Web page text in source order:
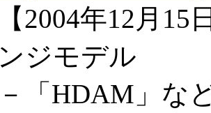
【2004年12月
ンジモデル
－「HDAM」な